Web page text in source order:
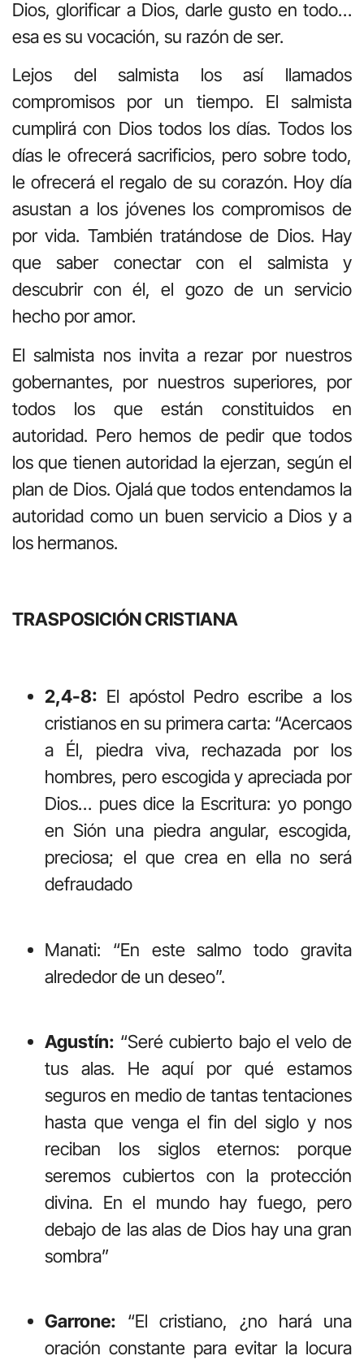
Dios, glorificar a Dios, darle gusto en todo…
esa es su vocación, su razón de ser.
Lejos del salmista los así llamados
compromisos por un tiempo. El salmista
cumplirá con Dios todos los días. Todos los
días le ofrecerá sacrificios, pero sobre todo,
le ofrecerá el regalo de su corazón. Hoy día
asustan a los jóvenes los compromisos de
por vida. También tratándose de Dios. Hay
que saber conectar con el salmista y
descubrir con él, el gozo de un servicio
hecho por amor.
El salmista nos invita a rezar por nuestros
gobernantes, por nuestros superiores, por
todos los que están constituidos en
autoridad. Pero hemos de pedir que todos
los que tienen autoridad la ejerzan, según el
plan de Dios. Ojalá que todos entendamos la
autoridad como un buen servicio a Dios y a
los hermanos.
TRASPOSICIÓN CRISTIANA
2,4-8: El apóstol Pedro escribe a los
cristianos en su primera carta: “Acercaos
a Él, piedra viva, rechazada por los
hombres, pero escogida y apreciada por
Dios… pues dice la Escritura: yo pongo
en Sión una piedra angular, escogida,
preciosa; el que crea en ella no será
defraudado
Manati: “En este salmo todo gravita
alrededor de un deseo”.
Agustín: “Seré cubierto bajo el velo de
tus alas. He aquí por qué estamos
seguros en medio de tantas tentaciones
hasta que venga el fin del siglo y nos
reciban los siglos eternos: porque
seremos cubiertos con la protección
divina. En el mundo hay fuego, pero
debajo de las alas de Dios hay una gran
sombra”
Garrone: “El cristiano, ¿no hará una
oración constante para evitar la locura